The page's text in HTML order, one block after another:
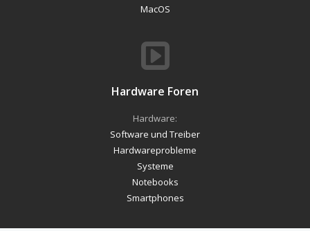
MacOS
Hardware Foren
Hardware:
Software und Treiber
Hardwareprobleme
Systeme
Notebooks
Smartphones